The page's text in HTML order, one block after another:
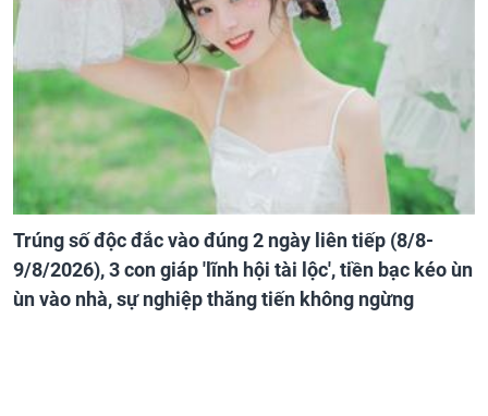
Trúng số độc đắc vào đúng 2 ngày liên tiếp (8/8-
9/8/2026), 3 con giáp 'lĩnh hội tài lộc', tiền bạc kéo ùn
ùn vào nhà, sự nghiệp thăng tiến không ngừng